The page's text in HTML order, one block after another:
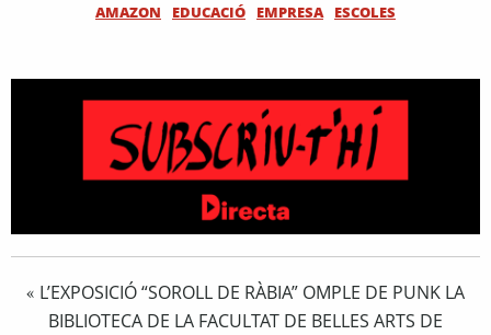
AMAZON EDUCACIÓ EMPRESA ESCOLES
« L’EXPOSICIÓ “SOROLL DE RÀBIA” OMPLE DE PUNK LA
BIBLIOTECA DE LA FACULTAT DE BELLES ARTS DE